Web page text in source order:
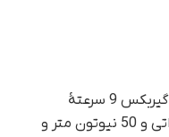
ebii elite: این دوچرخه دارای گیربکس 9 سرعتۀ
Shimano، موتور عقب 250 واتی و 50 نیوتون متر و